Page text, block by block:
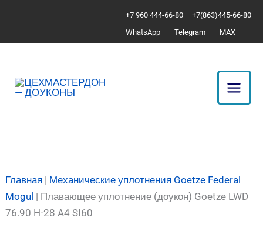
содержимому
+7 960 444-66-80
+7(863)445-66-80
WhatsApp
Telegram MAX
Главная | Механические уплотнения Goetze Federal
Mogul | Плавающее уплотнение (доукон) Goetze LWD
76.90 H-28 A4 SI60
Плавающее
Goetze